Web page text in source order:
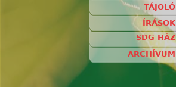
TÁJOLÓ
ÍRÁSOK
SDG HÁZ
ARCHÍVUM